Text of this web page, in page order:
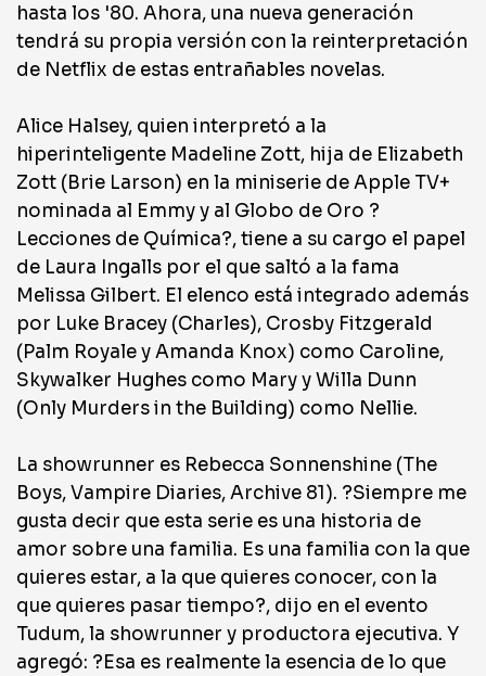
hasta los '80. Ahora, una nueva generación
tendrá su propia versión con la reinterpretación
de Netflix de estas entrañables novelas.
Alice Halsey, quien interpretó a la
hiperinteligente Madeline Zott, hija de Elizabeth
Zott (Brie Larson) en la miniserie de Apple TV+
nominada al Emmy y al Globo de Oro ?
Lecciones de Química?, tiene a su cargo el papel
de Laura Ingalls por el que saltó a la fama
Melissa Gilbert. El elenco está integrado además
por Luke Bracey (Charles), Crosby Fitzgerald
(Palm Royale y Amanda Knox) como Caroline,
Skywalker Hughes como Mary y Willa Dunn
(Only Murders in the Building) como Nellie.
La showrunner es Rebecca Sonnenshine (The
Boys, Vampire Diaries, Archive 81). ?Siempre me
gusta decir que esta serie es una historia de
amor sobre una familia. Es una familia con la que
quieres estar, a la que quieres conocer, con la
que quieres pasar tiempo?, dijo en el evento
Tudum, la showrunner y productora ejecutiva. Y
agregó: ?Esa es realmente la esencia de lo que